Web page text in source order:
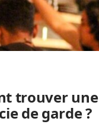
trouver une
de garde ?